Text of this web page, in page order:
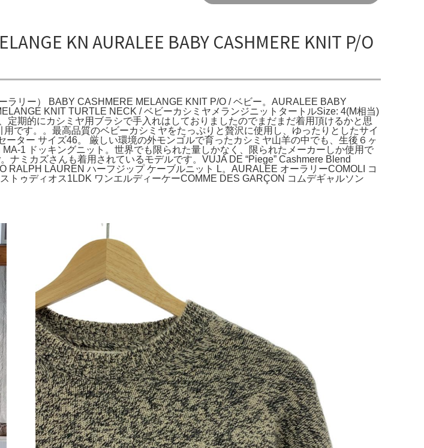
KN AURALEE BABY CASHMERE KNIT P/O
リー） BABY CASHMERE MELANGE KNIT P/O / ベビー。AURALEE BABY
KNIT TURTLE NECK / ベビーカシミヤメランジニットタートルSize: 4(M相当)
期的にカシミヤ用ブラシで手入れはしておりましたのでまだまだ着用頂けるかと思
です。。最高品質のベビーカシミヤをたっぷりと贅沢に使用し、ゆったりとしたサイ
ター サイズ46。 厳しい環境の外モンゴルで育ったカシミヤ山羊の中でも、生後６ヶ
1 ドッキングニット。世界でも限られた量しかなく、限られたメーカーしか使用で
ミカズさんも着用されているモデルです。VUJA DE “Piege” Cashmere Blend
LAUREN ハーフジップ ケーブルニット L。AURALEE オーラリーCOMOLI コ
トゥディオス1LDK ワンエルディーケーCOMME DES GARÇON コムデギャルソン